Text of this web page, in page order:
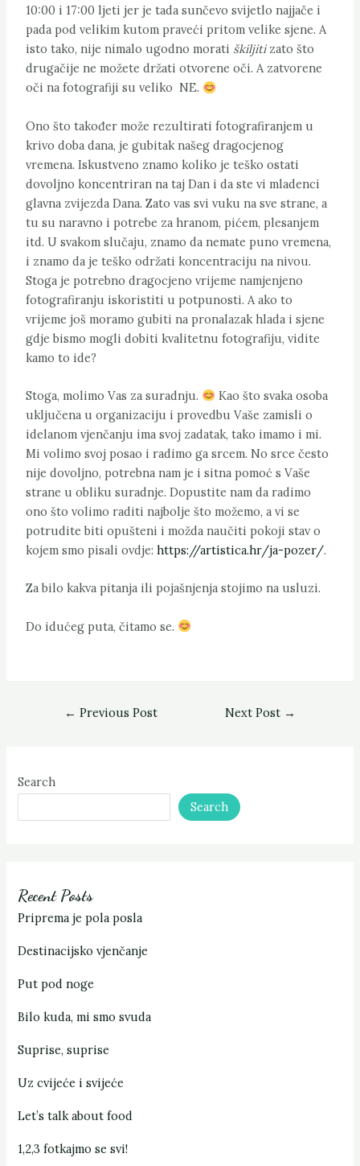
Search
Search
Recent Posts
Priprema je pola posla
Destinacijsko vjenčanje
Put pod noge
Bilo kuda, mi smo svuda
Suprise, suprise
Uz cvijeće i svijeće
Let’s talk about food
1,2,3 fotkajmo se svi!
10:00 i 17:00 ljeti jer je tada sunčevo svijetlo najjače i
pada pod velikim kutom praveći pritom velike sjene. A
isto tako, nije nimalo ugodno morati škiljitizato što
drugačije ne možete držati otvorene oči. A zatvorene
oči na fotografiji su veliko NE.
Ono što također može rezultirati fotografiranjem u
krivo doba dana, je gubitak našeg dragocjenog
vremena. Iskustveno znamo koliko je teško ostati
dovoljno koncentriran na taj Dan i da ste vi mladenci
glavna zvijezda Dana. Zato vas svi vuku na sve strane, a
tu su naravno i potrebe za hranom, pićem, plesanjem
itd. U svakom slučaju, znamo da nemate puno vremena,
i znamo da je teško održati koncentraciju na nivou.
Stoga je potrebno dragocjeno vrijeme namjenjeno
fotografiranju iskoristiti u potpunosti. A ako to
vrijeme još moramo gubiti na pronalazak hlada i sjene
gdje bismo mogli dobiti kvalitetnu fotografiju, vidite
kamo to ide?
Stoga, molimo Vas za suradnju.
Kao što svaka osoba
uključena u organizaciju i provedbu Vaše zamisli o
idelanom vjenčanju ima svoj zadatak, tako imamo i mi.
Mi volimo svoj posao i radimo ga srcem. No srce često
nije dovoljno, potrebna nam je i sitna pomoć s Vaše
strane u obliku suradnje. Dopustite nam da radimo
ono što volimo raditi najbolje što možemo, a vi se
potrudite biti opušteni i možda naučiti pokoji stav o
kojem smo pisali ovdje:https://artistica.hr/ja-pozer/.
Za bilo kakva pitanja ili pojašnjenja stojimo na usluzi.
Do idućeg puta, čitamo se.
← Previous Post Next Post →